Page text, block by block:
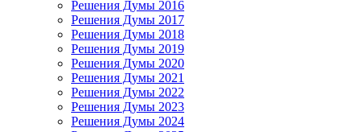
Решения Думы 2016
Решения Думы 2017
Решения Думы 2018
Решения Думы 2019
Решения Думы 2020
Решения Думы 2021
Решения Думы 2022
Решения Думы 2023
Решения Думы 2024